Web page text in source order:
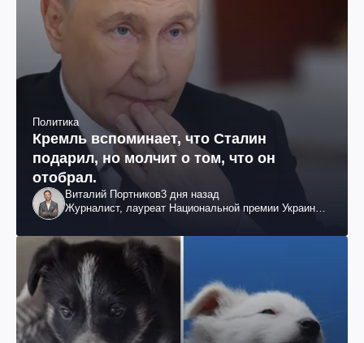
Политика
Кремль вспоминает, что Сталин
подарил, но молчит о том, что он
отобрал.
Виталий Портников3 дня назад
Журналист, лауреат Национальной премии Украины